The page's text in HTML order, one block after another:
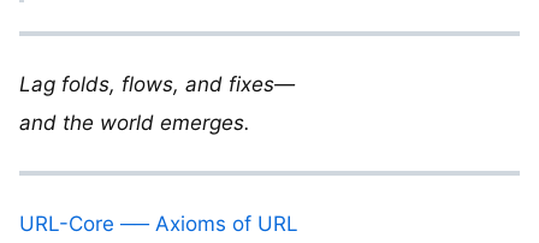
Lag folds, flows, and fixes—
and the world emerges.
URL-Core ── Axioms of URL